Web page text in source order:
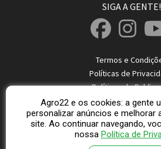
SIGA A GENTE!
© 2026 Direitos
Termos e
Políticas de
Políticas de
Dicas de
AGRO22 - CNPJ: 37.845.516/0001-47
Agro22 e os cookies: a gente
personalizar anúncios e melhorar
site. Ao continuar navegando,
nossa Política de